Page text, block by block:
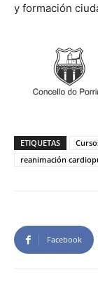
y formación
ETIQUETAS
reanimación
Facebook